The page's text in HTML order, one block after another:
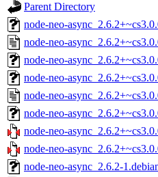
Parent Directory
node-neo-
node-neo-
node-neo-
node-neo-
node-neo-
node-neo-
node-neo-
node-neo-
node-neo-async_2.6.2-